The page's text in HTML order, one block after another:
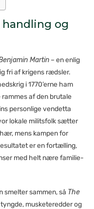
handling og
Martin – en enlig
fri af krigens rædsler.
i 1770’erne ham
af den brutale
personlige vendetta
lokale militsfolk sætter
mens kampen for
er en fortælling,
med helt nære familie­
smelter sammen, så The
musketeredder og